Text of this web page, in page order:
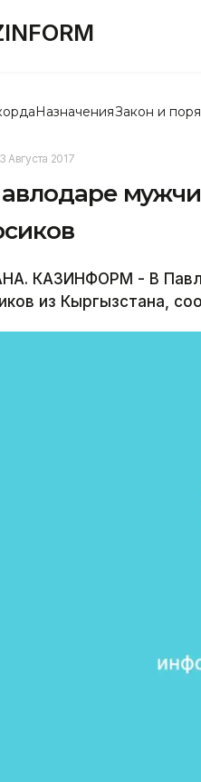
НазначенияЗакон и
Августа 2017
КАЗИНФОРМ - В
из Кыргызстана,